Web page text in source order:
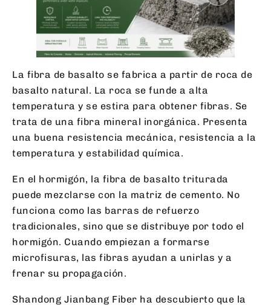
La fibra de basalto se fabrica a partir de roca de
basalto natural. La roca se funde a alta
temperatura y se estira para obtener fibras. Se
trata de una fibra mineral inorgánica. Presenta
una buena resistencia mecánica, resistencia a la
temperatura y estabilidad química.
En el hormigón, la fibra de basalto triturada
puede mezclarse con la matriz de cemento. No
funciona como las barras de refuerzo
tradicionales, sino que se distribuye por todo el
hormigón. Cuando empiezan a formarse
microfisuras, las fibras ayudan a unirlas y a
frenar su propagación.
Shandong Jianbang Fiber ha descubierto que la